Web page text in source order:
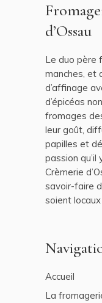
d’Ossau
Le duo père
manches, et
d’affinage
d’épicéas
fromages
leur goût,
papilles et
passion
Crèmerie
savoir-faire
soient
Accueil
La